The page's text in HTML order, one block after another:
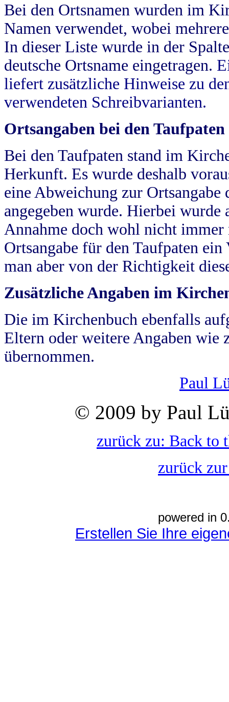
Bei den Ortsnamen wurden im
Namen verwendet, wobei
In dieser Liste wurde in der
deutsche Ortsname eingetragen.
liefert zusätzliche Hinweise zu
verwendeten Schreibvarianten.
Ortsangaben bei den Taufpaten
Bei den Taufpaten stand im
Herkunft. Es wurde deshalb
eine Abweichung zur
angegeben wurde. Hierbei wurde
Annahme doch wohl nicht
Ortsangabe für den Taufpaten
man aber von der Richtigkeit
Zusätzliche Angaben im
Die im Kirchenbuch ebenfalls
Eltern oder weitere Angaben wie
übernommen.
Paul
© 2009 by Paul
zurück zu: Back to
zurück
powered in
Erstellen Sie Ihre